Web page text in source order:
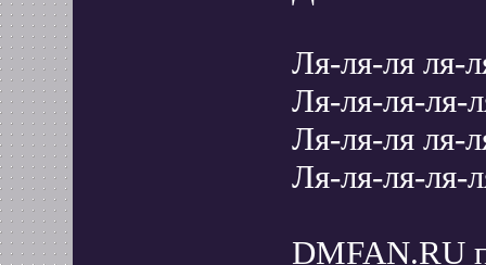
Ля-ля-ля ля-
Ля-ля-ля-ля-
Ля-ля-ля ля-
Ля-ля-ля-ля-
DMFAN.RU